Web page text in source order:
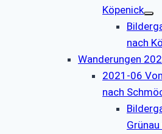
Köpenick
nach
Wanderungen
2021-06
nach